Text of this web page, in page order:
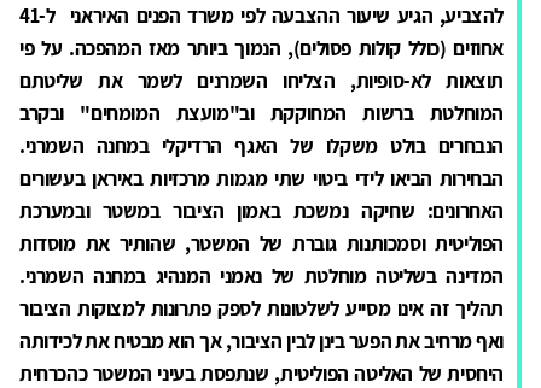
להצביע, הגיע שיעור ההצבעה לפי משרד הפנים האיראני ל-41
אחוזים (כולל קולות פסולים), הנמוך ביותר מאז המהפכה. על פי
תוצאות לא-סופיות, הצליחו השמרנים לשמר את שליטתם
המוחלטת ברשות המחוקקת וב"מועצת המומחים" ובקרב
הנבחרים בולט משקלו של האגף הרדיקלי במחנה השמרני.
הבחירות הביאו לידי ביטוי שתי מגמות מרכזיות באיראן בעשורים
האחרונים: שחיקה נמשכת באמון הציבור במשטר ובמערכת
הפוליטית וסמכותנות גוברת של המשטר, שהותיר את מוסדות
המדינה בשליטה מוחלטת של נאמני המנהיג במחנה השמרני.
תהליך זה אינו מסייע לשלטונות לספק פתרונות למצוקות הציבור
ואף מרחיב את הפער בינן לבין הציבור, אך הוא מבטיח את לכידותה
היחסית של האליטה הפוליטית, שנתפסת בעיני המשטר כהכרחית